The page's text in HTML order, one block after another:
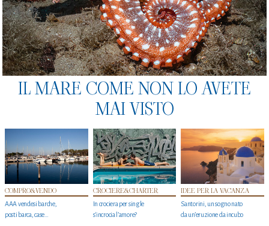
IL MARE COME NON LO AVETE
MAI VISTO
COMPRO&VENDO
AAA vendesi barche,
posti barca, case…
CROCIERE&CHARTER
In crociera per single
s'incrocia l’amore?
IDEE PER LA VACANZA
Santorini, un sogno nato
da un’eruzione da incubo